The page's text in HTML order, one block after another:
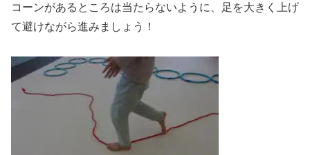
コーンがあるところは当たらないように、足を大きく上げ
て避けながら進みましょう！